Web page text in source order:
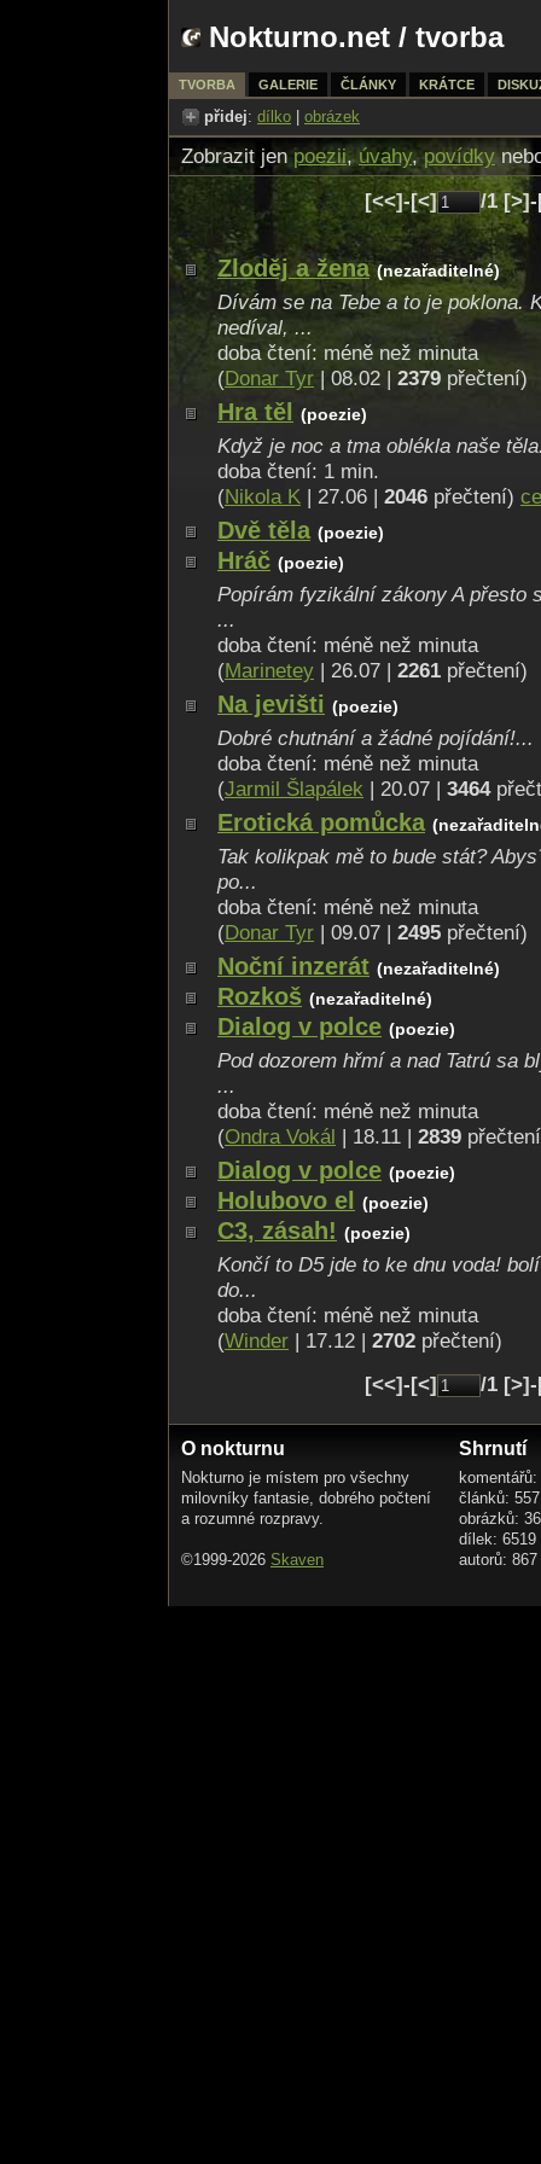
Nokturno.net / tvorba
TVORBA GALERIE ČLÁNKY KRÁTCE
přidej: dílko obrázek
Zobrazit jenpoezii,úvahy,povídky
[<<]-[<]
/1
Zloděj a žena (nezařaditelné)
Dívám se na Tebe a to je poklona.
nedíval, ...
doba čtení: méně než minuta
(Donar Tyr | 08.02 | 2379 přečtení)
Hra těl (poezie)
Když je noc a tma oblékla naše
doba čtení: 1 min.
(Nikola K | 27.06 | 2046 přečtení)
Dvě těla (poezie)
Hráč (poezie)
Popírám fyzikální zákony A přesto
...
doba čtení: méně než minuta
(Marinetey | 26.07 | 2261 přečtení)
Na jevišti (poezie)
Dobré chutnání a žádné pojídání!...
doba čtení: méně než minuta
(Jarmil Šlapálek | 20.07 | 3464
Erotická pomůcka
Tak kolikpak mě to bude stát?
po...
doba čtení: méně než minuta
(Donar Tyr | 09.07 | 2495 přečtení)
Noční inzerát (nezařaditelné)
Rozkoš (nezařaditelné)
Dialog v polce (poezie)
Pod dozorem hřmí a nad Tatrú sa
...
doba čtení: méně než minuta
(Ondra Vokál | 18.11 | 2839
Dialog v polce (poezie)
Holubovo el (poezie)
C3, zásah! (poezie)
Končí to D5 jde to ke dnu voda!
do...
doba čtení: méně než minuta
(Winder | 17.12 | 2702 přečtení)
[<<]-[<]
/1
O nokturnu
Nokturno je místem pro všechny
milovníky fantasie, dobrého počtení
a rozumné rozpravy.
©1999-2026 Skaven
Shrnutí
článků: 557
obrázků:
dílek: 6519
autorů: 867